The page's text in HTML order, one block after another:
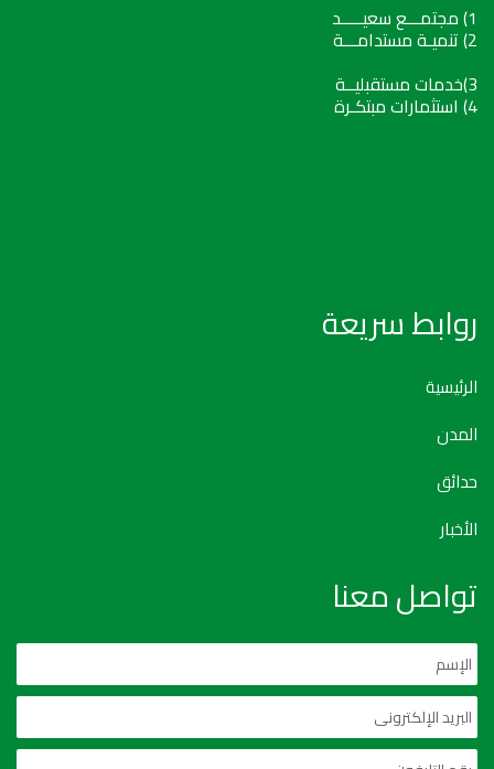
1) مجتمـــع سعيـــــد
2) تنميـة مستدامـــة
3)خدمات مستقبليــة
4) استثمارات مبتكـرة
روابط سريعة
الرئيسية
المدن
حدائق
الأخبار
تواصل معنا